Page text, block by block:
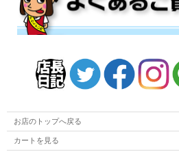
お店のトップへ戻る
カートを見る